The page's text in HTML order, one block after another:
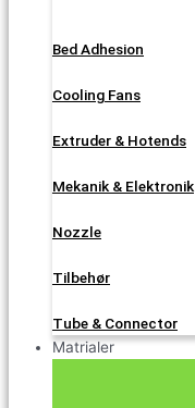
Bed Adhesion
Cooling Fans
Extruder & Hotends
Mekanik & Elektronik
Nozzle
Tilbehør
Tube & Connector
Matrialer